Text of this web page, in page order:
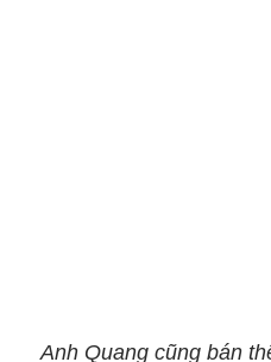
Anh Quang cũng bán